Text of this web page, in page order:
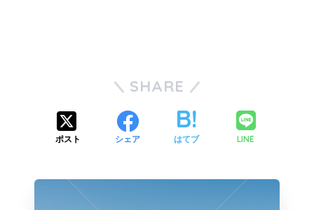
SHARE
ポスト シェア はてブ LINE